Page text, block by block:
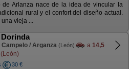
de Arlanza nace de la idea de vincular la
rural y el confort del diseño actual.
una vieja ...
Campelo / Arganza (León) a 14,5
30 €